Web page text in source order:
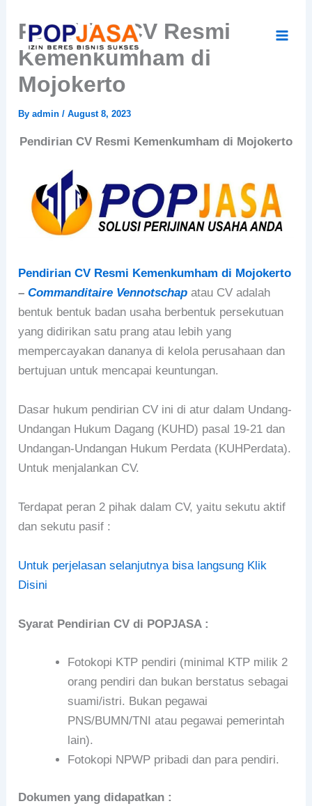
content
Pendirian CV Resmi
Kemenkumham di
Mojokerto
Byadmin/August 8, 2023
Pendirian CV Resmi Kemenkumham di Mojokerto
Pendirian CV Resmi Kemenkumham di Mojokerto
–Commanditaire Vennotschap atau CV adalah
bentuk bentuk badan usaha berbentuk persekutuan
yang didirikan satu prang atau lebih yang
mempercayakan dananya di kelola perusahaan dan
bertujuan untuk mencapai keuntungan.
Dasar hukum pendirian CV ini di atur dalam Undang-
Undangan Hukum Dagang (KUHD) pasal 19-21 dan
Undangan-Undangan Hukum Perdata (KUHPerdata).
Untuk menjalankan CV.
Terdapat peran 2 pihak dalam CV, yaitu sekutu aktif
dan sekutu pasif :
Untuk perjelasan selanjutnya bisa langsung Klik
Disini
Syarat Pendirian CV di POPJASA :
Fotokopi KTP pendiri (minimal KTP milik 2
orang pendiri dan bukan berstatus sebagai
suami/istri. Bukan pegawai
PNS/BUMN/TNI atau pegawai pemerintah
lain).
Fotokopi NPWP pribadi dan para pendiri.
Dokumen yang didapatkan :